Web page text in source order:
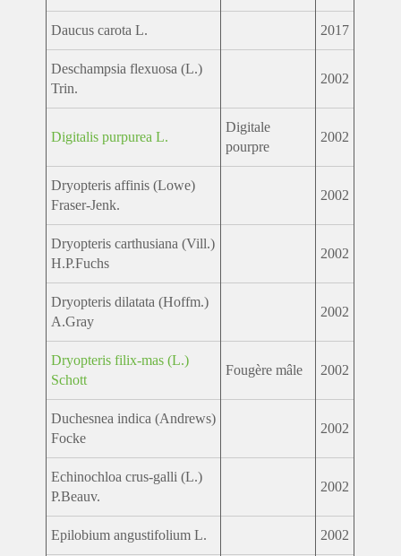
Daucus carota L. 2017
Deschampsia flexuosa (L.)
Trin.
2002
Digitalis purpurea L.
Digitale
pourpre
2002
Dryopteris affinis (Lowe)
Fraser-Jenk.
2002
Dryopteris carthusiana (Vill.)
H.P.Fuchs
2002
Dryopteris dilatata (Hoffm.)
A.Gray
2002
Dryopteris filix-mas (L.)
Schott
Fougère mâle 2002
Duchesnea indica (Andrews)
Focke
2002
Echinochloa crus-galli (L.)
P.Beauv.
2002
Epilobium angustifolium L. 2002